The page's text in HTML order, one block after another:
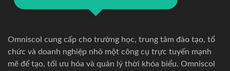
Omniscol cung cấp cho trường học, trung tâm đào tạo, tổ
chức và doanh nghiệp nhỏ một công cụ trực tuyến mạnh
mẽ để tạo, tối ưu hóa và quản lý thời khóa biểu. Omniscol